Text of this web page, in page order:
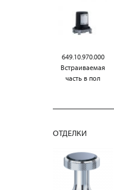
649.10.970.000
Встраиваемая
часть в пол
ОТДЕЛКИ